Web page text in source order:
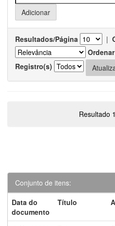
Resultados/Página |
Ordenar
Registro(s)
Resultado
Conjunto de itens:
Data do
documento
Título